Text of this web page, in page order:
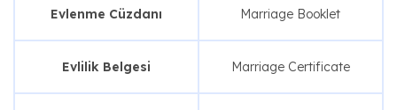
Evlenme Cüzdanı Marriage Booklet
Evlilik Belgesi Marriage Certificate